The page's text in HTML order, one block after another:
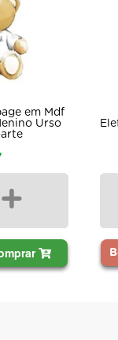
em Mdf
Urso
+